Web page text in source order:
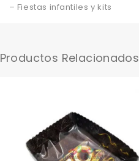
– Fiestas infantiles y kits
Productos Relacionados